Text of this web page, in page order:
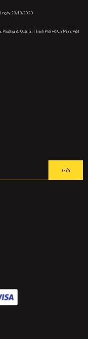
ngày 28/10/2020
8, Quận 3, Thành Phố Hồ Chí Minh, Việt
Gửi